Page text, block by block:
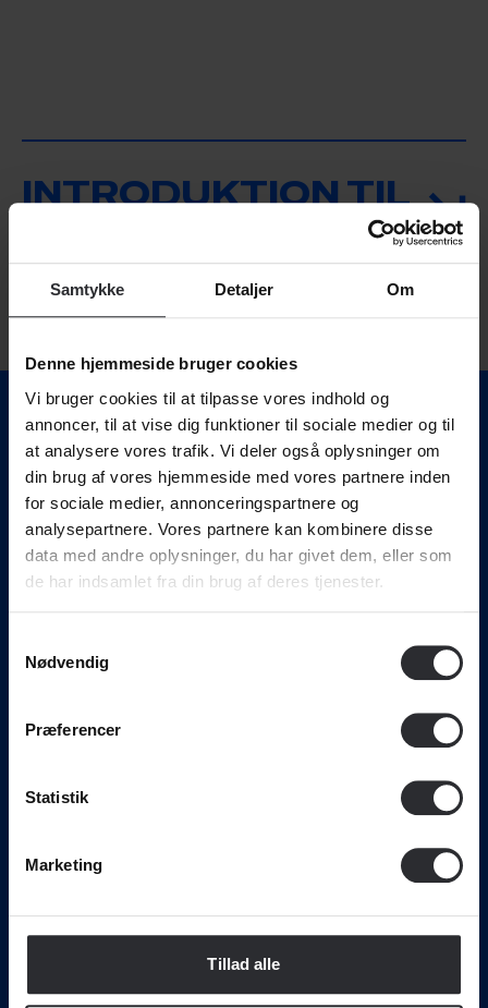
Samtykke Detaljer Om
Denne hjemmeside bruger cookies
Vi bruger cookies til at tilpasse vores indhold og
annoncer, til at vise dig funktioner til sociale medier og til
at analysere vores trafik. Vi deler også oplysninger om
din brug af vores hjemmeside med vores partnere inden
for sociale medier, annonceringspartnere og
analysepartnere. Vores partnere kan kombinere disse
data med andre oplysninger, du har givet dem, eller som
de har indsamlet fra din brug af deres tjenester.
Nødvendig
Præferencer
Statistik
Marketing
Tillad alle
INTRODUKTION TIL
FORLØBET KØLING
Svendborg International Maritime Academy • Nordre
Havnevej 4, 5700 Svendborg . • Tlf. 72 21 55 00 •
Uddannelser
Medarbejdere